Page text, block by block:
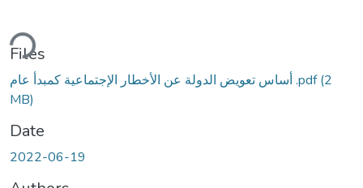
Files
أساس تعويض الدولة عن الأخطار الإجتماعية كمبدأ عام .pdf(2
MB)
Date
2022-06-19